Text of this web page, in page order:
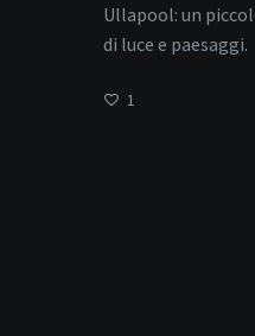
Ullapool: un
di luce e paesaggi.
1